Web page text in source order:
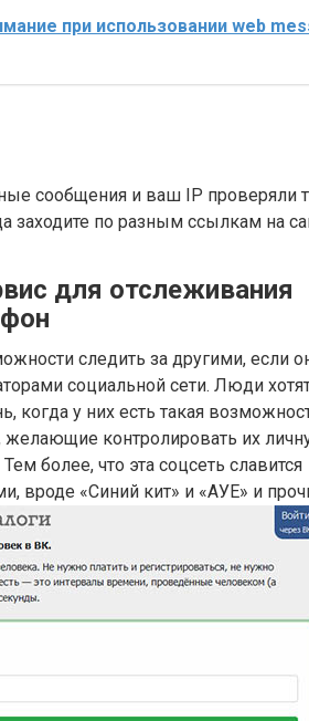
при использовании web
сообщения и ваш IP проверяли
заходите по разным ссылкам на
для отслеживания
следить за другими, если
социальной сети. Люди
когда у них есть такая
контролировать их
более, что эта соцсеть славится
вроде «Синий кит» и «АУЕ» и